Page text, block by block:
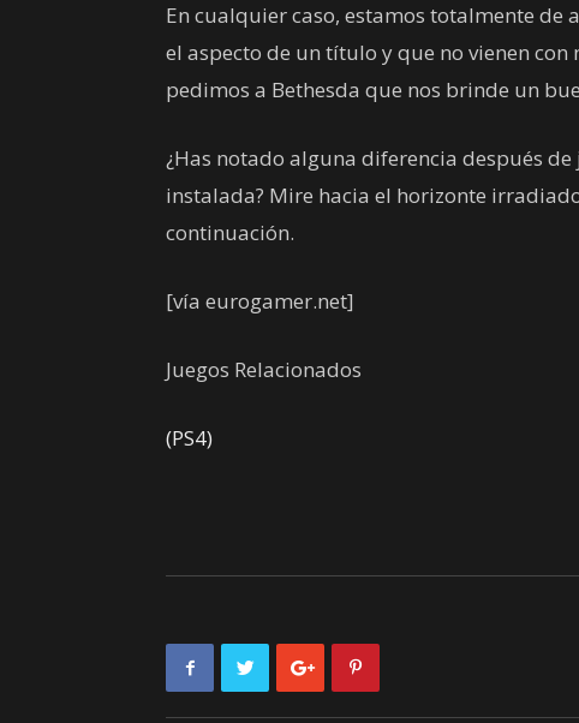
En cualquier caso, estamos totalmente de
el aspecto de un título y que no vienen
pedimos a Bethesda que nos brinde un
¿Has notado alguna diferencia después
instalada? Mire hacia el horizonte
continuación.
[vía eurogamer.net]
Juegos Relacionados
(PS4)